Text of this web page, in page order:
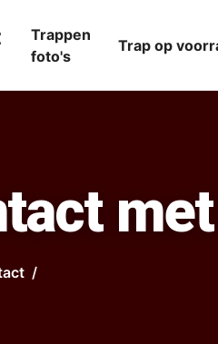
Trappen
foto's
Trap op